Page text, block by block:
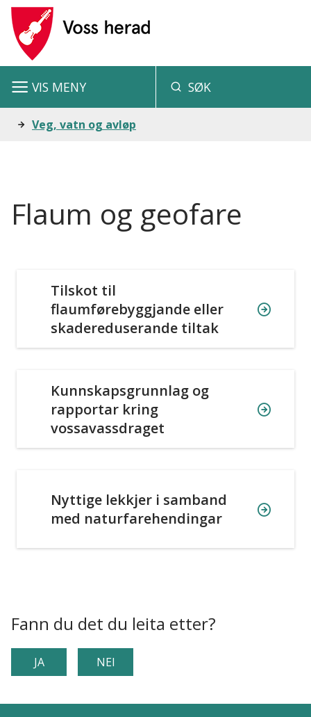
V
s
a
d
SØK
VIS MENY
Du Veg, vatn og avløp
Flaum og geofare
Tilskot til
flaumførebyggjande eller
skadereduserande tiltak
Kunnskapsgrunnlag og
rapportar kring
vossavassdraget
Nyttige lekkjer i samband
med naturfarehendingar
Fann du det du leita etter?
JA NEI